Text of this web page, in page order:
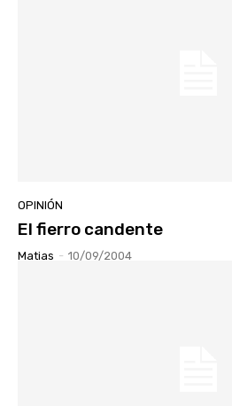
OPINIÓN
El fierro candente
Matias - 10/09/2004